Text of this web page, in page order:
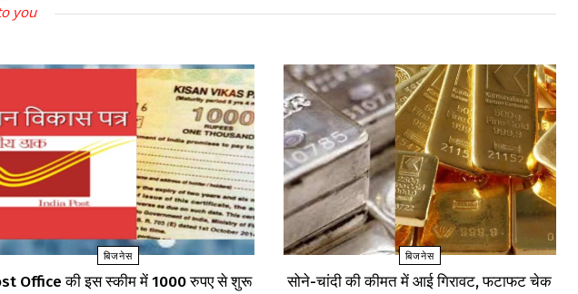
you
बिजनेस
Office की इस स्कीम में 1000 रुपए से शुरू
बिजनेस
सोने-चांदी की कीमत में आई गिरावट, फटाफट चेक